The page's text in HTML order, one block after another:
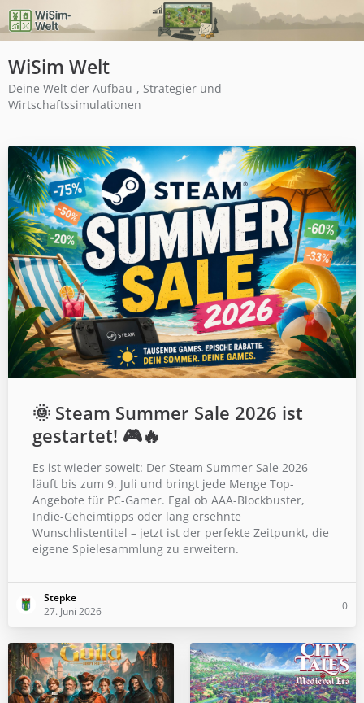
WiSim Welt
Deine Welt der Aufbau-, Strategier und
Wirtschaftssimulationen
🌞 Steam Summer Sale 2026 ist
gestartet! 🎮🔥
Es ist wieder soweit: Der Steam Summer Sale 2026
läuft bis zum 9. Juli und bringt jede Menge Top-
Angebote für PC-Gamer. Egal ob AAA-Blockbuster,
Indie-Geheimtipps oder lang ersehnte
Wunschlistentitel – jetzt ist der perfekte Zeitpunkt, die
eigene Spielesammlung zu erweitern.
Stepke
27. Juni 2026
0